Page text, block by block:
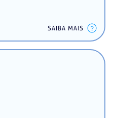
SAIBA MAIS